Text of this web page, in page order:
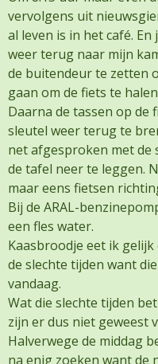
vervolgens uit
al leven is in het café.
weer terug naar mijn
de buitendeur te zetten
gaan om de fiets te
Daarna de tassen op de
sleutel weer terug te
net afgesproken met de
de tafel neer te leggen.
maar eens fietsen
Bij de ARAL-
een fles water.
Kaasbroodje eet ik
de slechte tijden want
vandaag.
Wat die slechte tijden
zijn er dus niet geweest
Halverwege de middag
na enig zoeken want de